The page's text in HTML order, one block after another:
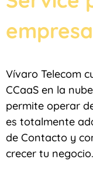
Vívaro Telecom
CCaaS en la
permite operar
es totalmente
de Contacto y
crecer tu negocio.